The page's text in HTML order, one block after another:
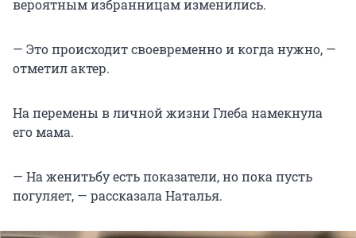
вероятным избранницам изменились.
— Это происходит своевременно и когда нужно, —
отметил актер.
На перемены в личной жизни Глеба намекнула
его мама.
— На женитьбу есть показатели, но пока пусть
погуляет, — рассказала Наталья.